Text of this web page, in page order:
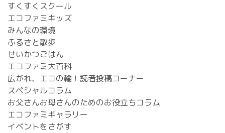
すくすくスクール
エコファミキッズ
みんなの環境
ふるさと散歩
せいかつごはん
エコファミ大百科
広がれ、エコの輪！読者投稿コーナー
スペシャルコラム
お父さんお母さんのためのお役立ちコラム
エコファミギャラリー
イベントをさがす